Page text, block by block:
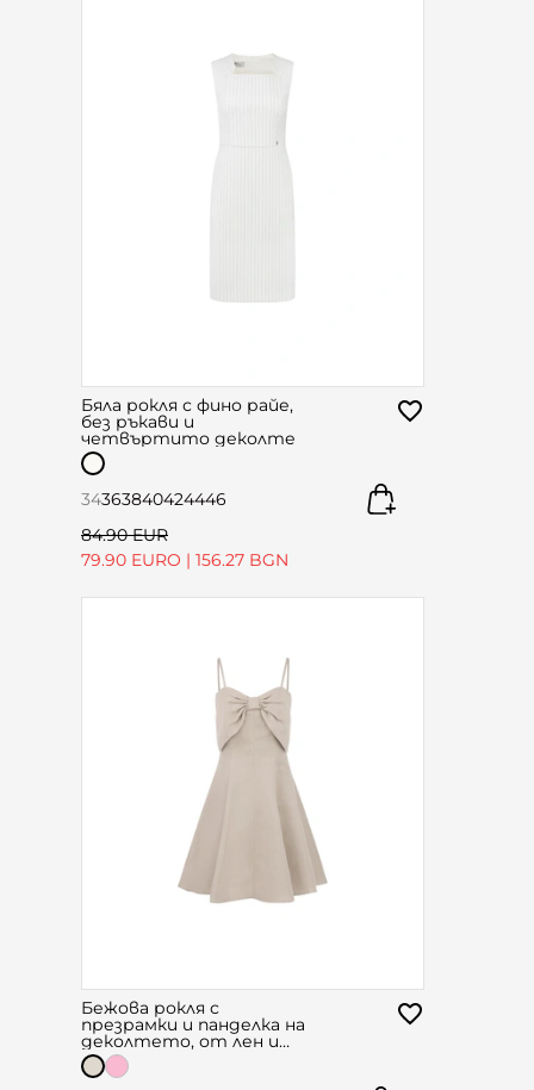
Бяла рокля с фино райе,
без ръкави и
четвъртито деколте
34363840424446
84.90 EUR
79.90 EURO | 156.27 BGN
Бежова рокля с
презрамки и панделка на
деколтето, от лен и
вискоза